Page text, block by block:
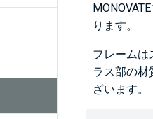
ります。
フレームは
ラス部の材
ざいます。